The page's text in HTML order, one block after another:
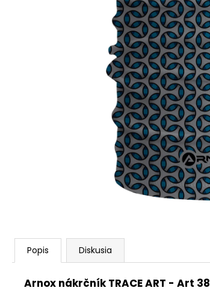
Popis Diskusia
Arnox nákrčník TRACE ART - Art 38